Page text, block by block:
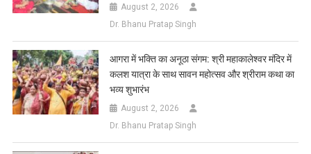
August 2, 2026
Dr. Bhanu Pratap Singh
आगरा में भक्ति का अनूठा संगम: श्री महाकालेश्वर मंदिर में
कलश यात्रा के साथ सावन महोत्सव और श्रीराम कथा का
भव्य शुभारंभ
August 2, 2026
Dr. Bhanu Pratap Singh